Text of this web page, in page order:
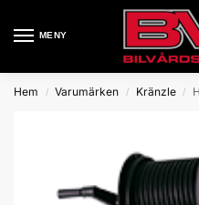
MENY
Hem / Varumärken / Kränzle /